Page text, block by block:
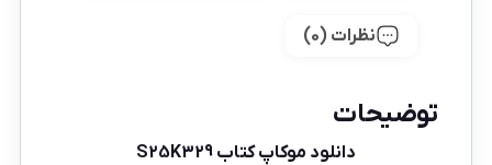
نظرات (0)
توضیحات
دانلود موکاپ کتاب S25K329